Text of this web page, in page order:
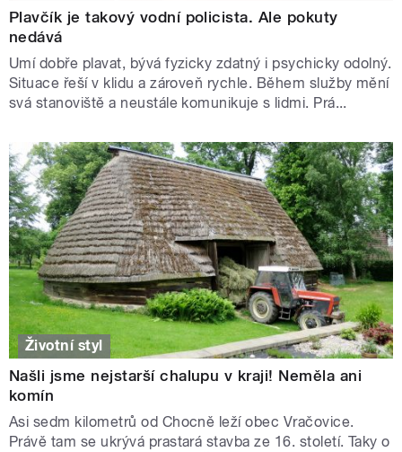
Plavčík je takový vodní policista. Ale pokuty
nedává
Umí dobře plavat, bývá fyzicky zdatný i psychicky odolný.
Situace řeší v klidu a zároveň rychle. Během služby mění
svá stanoviště a neustále komunikuje s lidmi. Prá...
Životní styl
Našli jsme nejstarší chalupu v kraji! Neměla ani
komín
Asi sedm kilometrů od Chocně leží obec Vračovice.
Právě tam se ukrývá prastará stavba ze 16. století. Taky o